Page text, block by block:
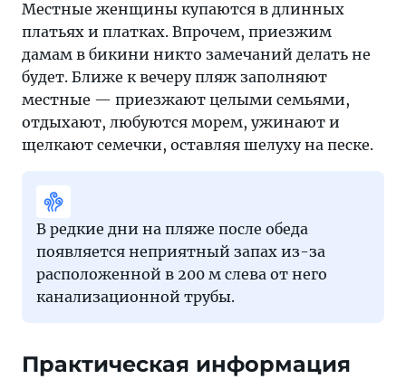
Местные женщины купаются в длинных
платьях и платках. Впрочем, приезжим
дамам в бикини никто замечаний делать не
будет. Ближе к вечеру пляж заполняют
местные — приезжают целыми семьями,
отдыхают, любуются морем, ужинают и
щелкают семечки, оставляя шелуху на песке.
В редкие дни на пляже после обеда
появляется неприятный запах из-за
расположенной в 200 м слева от него
канализационной трубы.
Практическая информация